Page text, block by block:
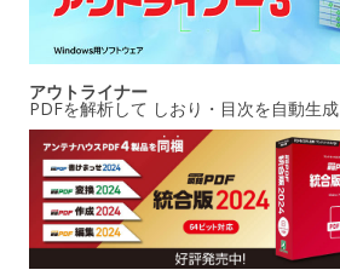
アウトライナー
PDFを解析して しおり・目次を自動生成